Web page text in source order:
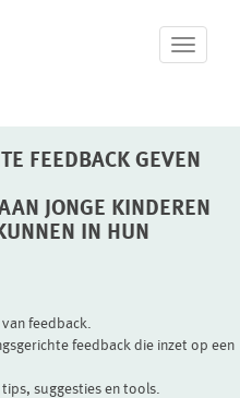
T
o
e
a
o
FEEDBACK GEVEN
JONGE KINDEREN
IN HUN
feedback.
feedback die inzet op een
suggesties en tools.